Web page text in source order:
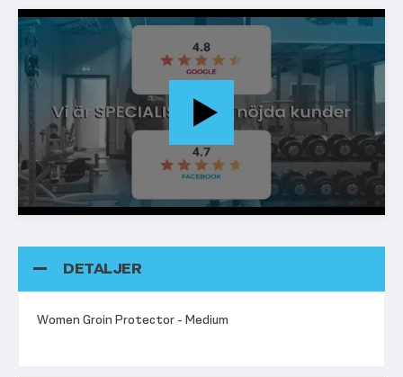
DETALJER
Women Groin Protector - Medium